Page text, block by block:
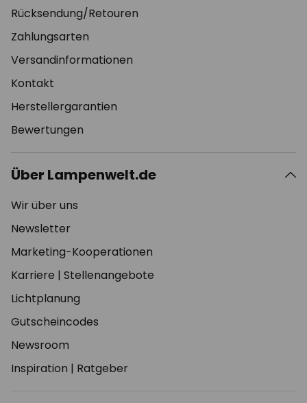
Rücksendung/Retouren
Zahlungsarten
Versandinformationen
Kontakt
Herstellergarantien
Bewertungen
Über Lampenwelt.de
Wir über uns
Newsletter
Marketing-Kooperationen
Karriere | Stellenangebote
Lichtplanung
Gutscheincodes
Newsroom
Inspiration | Ratgeber